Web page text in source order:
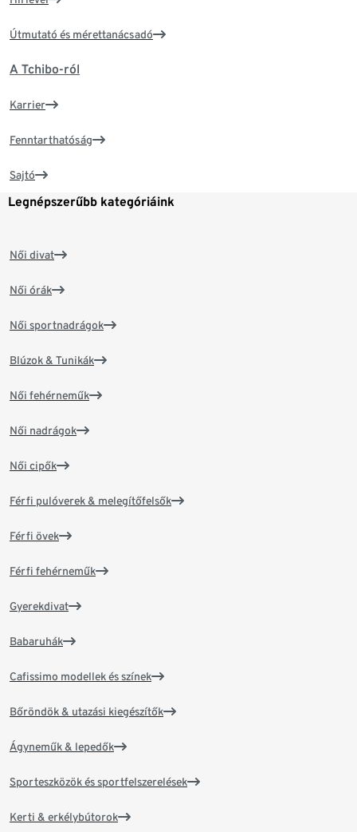
Útmutató és mérettanácsadó
A Tchibo-ról
Karrier
Fenntarthatóság
Sajtó
Legnépszerűbb kategóriáink
Női divat
Női órák
Női sportnadrágok
Blúzok & Tunikák
Női fehérneműk
Női nadrágok
Női cipők
Férfi pulóverek & melegítőfelsők
Férfi övek
Férfi fehérneműk
Gyerekdivat
Babaruhák
Cafissimo modellek és színek
Bőröndök & utazási kiegészítők
Ágyneműk & lepedők
Sporteszközök és sportfelszerelések
Kerti & erkélybútorok